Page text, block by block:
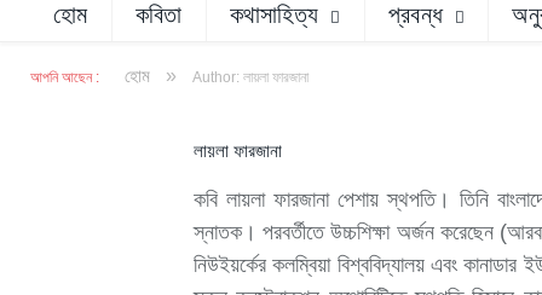
হোম কবিতা কথাসাহিত্য প্রবন্ধ
আপনি আছেন : হোম » Author: লায়লা ফারজানা
লায়লা ফারজানা
কবি লায়লা ফারজানা পেশায় স্থপতি। তিনি
স্নাতক। পরবর্তীতে উচ্চশিক্ষা অর্জন করেছেন
নিউইয়র্কের কলম্বিয়া বিশ্ববিদ্যালয় এবং কানাডার